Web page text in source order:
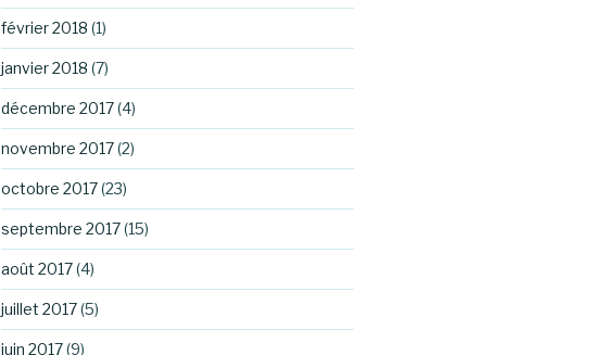
février 2018 (1)
janvier 2018 (7)
décembre 2017(4)
novembre 2017(2)
octobre 2017(23)
septembre 2017(15)
août 2017(4)
juillet 2017(5)
juin 2017(9)